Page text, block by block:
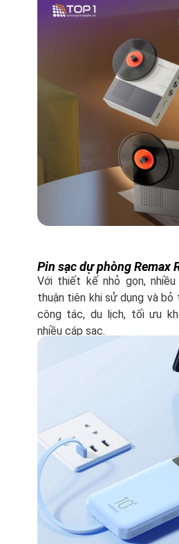
Pin sạc dự phòng Remax
Với thiết kế nhỏ gọn,
thuận tiên khi sử dụng và bỏ
công tác, du lịch, tối ưu
nhiều cáp sạc.